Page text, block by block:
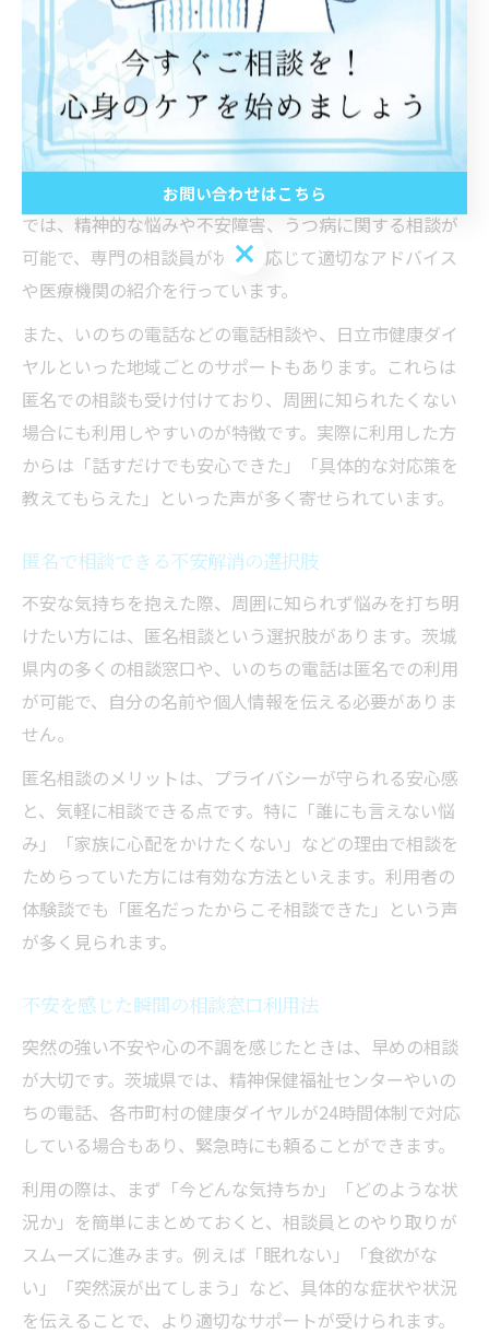
不安なときの茨城県相談方法まとめ
不安を感じたとき、茨城県ではどのような相談方法があ
るのでしょうか。代表的なのは、茨城県保健福祉部や精
神保健福祉センターなどの公的窓口です。これらの機関
では、精神的な悩みや不安障害、うつ病に関する相談が
可能で、専門の相談員が状況に応じて適切なアドバイス
や医療機関の紹介を行っています。
また、いのちの電話などの電話相談や、日立市健康ダイ
ヤルといった地域ごとのサポートもあります。これらは
匿名での相談も受け付けており、周囲に知られたくない
場合にも利用しやすいのが特徴です。実際に利用した方
からは「話すだけでも安心できた」「具体的な対応策を
教えてもらえた」といった声が多く寄せられています。
匿名で相談できる不安解消の選択肢
不安な気持ちを抱えた際、周囲に知られず悩みを打ち明
けたい方には、匿名相談という選択肢があります。茨城
県内の多くの相談窓口や、いのちの電話は匿名での利用
が可能で、自分の名前や個人情報を伝える必要がありま
せん。
匿名相談のメリットは、プライバシーが守られる安心感
と、気軽に相談できる点です。特に「誰にも言えない悩
み」「家族に心配をかけたくない」などの理由で相談を
ためらっていた方には有効な方法といえます。利用者の
体験談でも「匿名だったからこそ相談できた」という声
が多く見られます。
不安を感じた瞬間の相談窓口利用法
突然の強い不安や心の不調を感じたときは、早めの相談
が大切です。茨城県では、精神保健福祉センターやいの
ちの電話、各市町村の健康ダイヤルが24時間体制で対応
している場合もあり、緊急時にも頼ることができます。
利用の際は、まず「今どんな気持ちか」「どのような状
況か」を簡単にまとめておくと、相談員とのやり取りが
スムーズに進みます。例えば「眠れない」「食欲がな
い」「突然涙が出てしまう」など、具体的な症状や状況
を伝えることで、より適切なサポートが受けられます。
お問い合わせはこちら
お問い合わせはこちら